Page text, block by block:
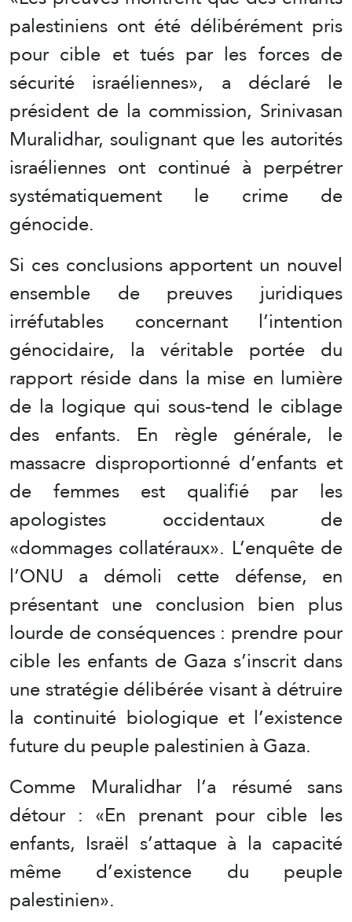
palestiniens ont été délibérément pris
pour cible et tués par les forces de
sécurité israéliennes», a déclaré le
président de la commission, Srinivasan
Muralidhar, soulignant que les autorités
israéliennes ont continué à perpétrer
systématiquement le crime de
génocide.
Si ces conclusions apportent un nouvel
ensemble de preuves juridiques
irréfutables concernant l’intention
génocidaire, la véritable portée du
rapport réside dans la mise en lumière
de la logique qui sous-tend le ciblage
des enfants. En règle générale, le
massacre disproportionné d’enfants et
de femmes est qualifié par les
apologistes occidentaux de
«dommages collatéraux». L’enquête de
l’ONU a démoli cette défense, en
présentant une conclusion bien plus
lourde de conséquences : prendre pour
cible les enfants de Gaza s’inscrit dans
une stratégie délibérée visant à détruire
la continuité biologique et l’existence
future du peuple palestinien à Gaza.
Comme Muralidhar l’a résumé sans
détour : «En prenant pour cible les
enfants, Israël s’attaque à la capacité
même d’existence du peuple
palestinien».